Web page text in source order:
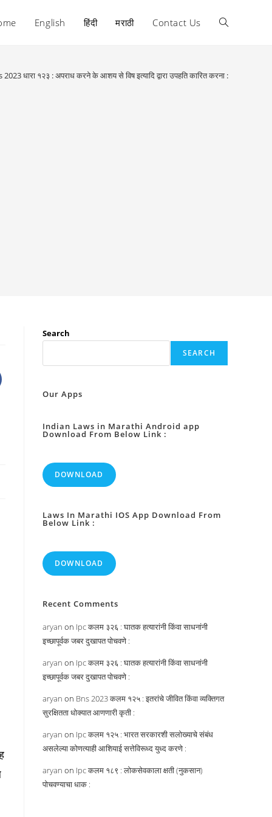
English हिंदी मराठी Contact Us Toggle
2023 धारा १२३ : अपराध करने के आशय से विष इत्यादि द्वारा उपहति कारित करना :
Search
SEARCH
Our Apps
Indian Laws in Marathi Android app
Download From Below Link :
DOWNLOAD
Laws In Marathi IOS App Download From
Below Link :
DOWNLOAD
Recent Comments
aryan on Ipc कलम ३२६ : घातक हत्यारांनी किंवा साधनांनी
इच्छापूर्वक जबर दुखापत पोचवणे :
aryan on Ipc कलम ३२६ : घातक हत्यारांनी किंवा साधनांनी
इच्छापूर्वक जबर दुखापत पोचवणे :
aryan on Bns 2023 कलम १२५ : इतरांचे जीवित किंवा व्यक्तिगत
सुरक्षितता धोक्यात आणणारी कृती :
aryan on Ipc कलम १२५ : भारत सरकारशी सलोख्याचे संबंध
असलेल्या कोणत्याही आशियाई सत्तेविरूध्द युध्द करणे :
aryan on Ipc कलम १८९ : लोकसेवकाला क्षती (नुकसान)
पोचवण्याचा धाक :